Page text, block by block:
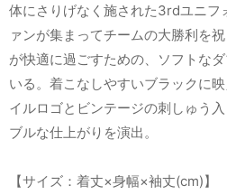
体にさりげなく施された3rdユニフ
ァンが集まってチームの大勝利を
が快適に過ごすための、ソフトな
いる。着こなしやすいブラックに
イルロゴとビンテージの刺しゅう
ブルな仕上がりを演出。
【サイズ：着丈×身幅×袖丈(cm)】